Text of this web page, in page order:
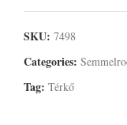
SKU: 7498
Categories:
Tag: Térkő